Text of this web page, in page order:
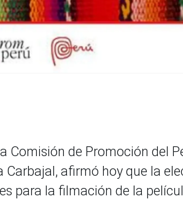
Comisión de Promoción del
Carbajal, afirmó hoy que la
para la filmación de la